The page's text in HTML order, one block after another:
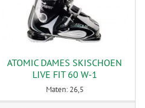
ATOMIC DAMES SKISCHOEN
LIVE FIT 60 W-1
Maten: 26,5